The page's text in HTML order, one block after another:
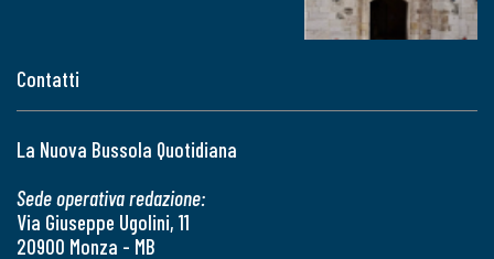
Contatti
La Nuova Bussola Quotidiana
Sede operativa redazione:
Via Giuseppe Ugolini, 11
20900 Monza - MB